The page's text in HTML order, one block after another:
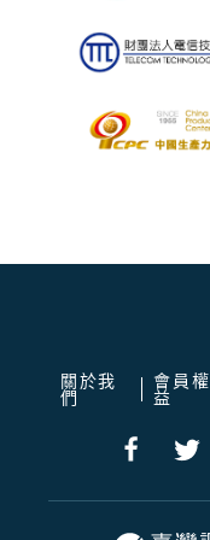
關於我
們
會員權
益